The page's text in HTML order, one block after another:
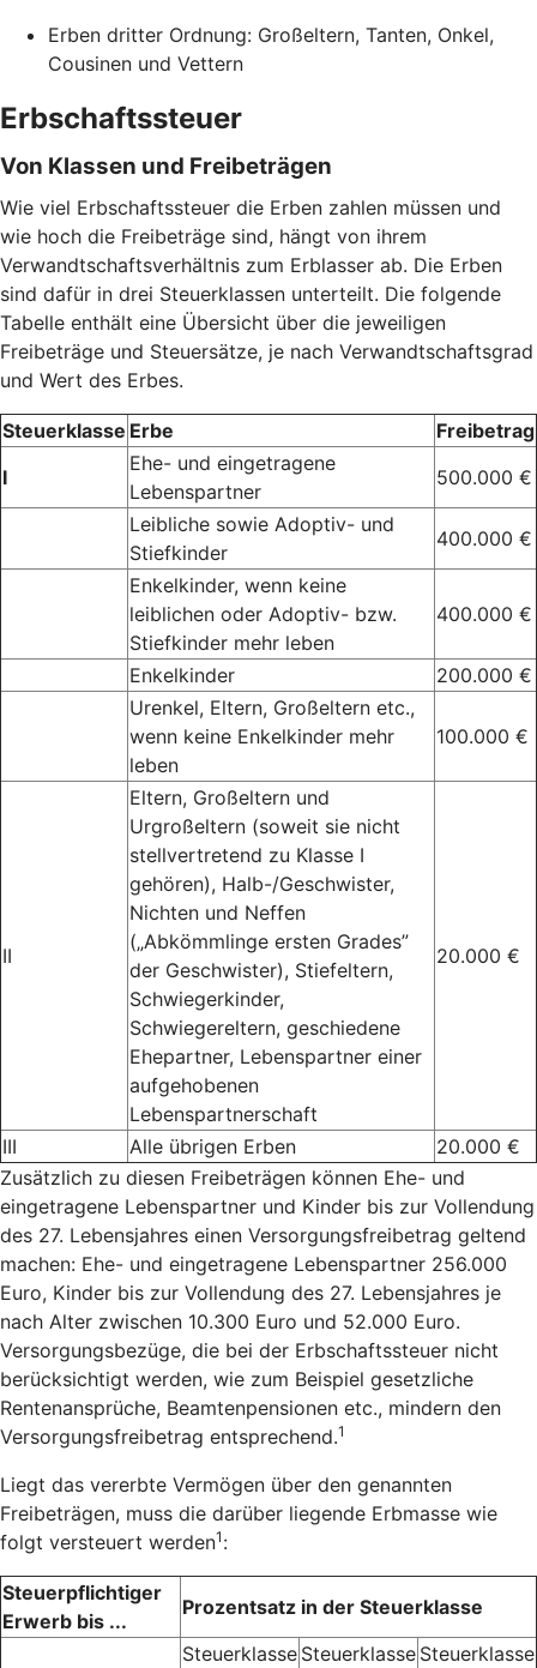
Erben dritter Ordnung: Großeltern, Tanten, Onkel,
Cousinen und Vettern
Erbschaftssteuer
Von Klassen und Freibeträgen
Wie viel Erbschaftssteuer die Erben zahlen müssen und
wie hoch die Freibeträge sind, hängt von ihrem
Verwandtschaftsverhältnis zum Erblasser ab. Die Erben
sind dafür in drei Steuerklassen unterteilt. Die folgende
Tabelle enthält eine Übersicht über die jeweiligen
Freibeträge und Steuersätze, je nach Verwandtschaftsgrad
und Wert des Erbes.
Steuerklasse Erbe
Freibetrag
I
Ehe- und eingetragene
Lebenspartner
500.000 €
Leibliche sowie Adoptiv- und
Stiefkinder
400.000 €
Enkelkinder, wenn keine
leiblichen oder Adoptiv- bzw.
Stiefkinder mehr leben
400.000 €
Enkelkinder
200.000 €
Urenkel, Eltern, Großeltern etc.,
wenn keine Enkelkinder mehr
leben
100.000 €
II
Eltern, Großeltern und
Urgroßeltern (soweit sie nicht
stellvertretend zu Klasse I
gehören), Halb-/Geschwister,
Nichten und Neffen
(„Abkömmlinge ersten Grades”
der Geschwister), Stiefeltern,
Schwiegerkinder,
Schwiegereltern, geschiedene
Ehepartner, Lebenspartner einer
aufgehobenen
Lebenspartnerschaft
20.000 €
III Alle übrigen Erben
20.000 €
Zusätzlich zu diesen Freibeträgen können Ehe- und
eingetragene Lebenspartner und Kinder bis zur Vollendung
des 27. Lebensjahres einen Versorgungsfreibetrag geltend
machen: Ehe- und eingetragene Lebenspartner 256.000
Euro, Kinder bis zur Vollendung des 27. Lebensjahres je
nach Alter zwischen 10.300 Euro und 52.000 Euro.
Versorgungsbezüge, die bei der Erbschaftssteuer nicht
berücksichtigt werden, wie zum Beispiel gesetzliche
Rentenansprüche, Beamtenpensionen etc., mindern den
Versorgungsfreibetrag entsprechend.1
Liegt das vererbte Vermögen über den genannten
Freibeträgen, muss die darüber liegende Erbmasse wie
folgt versteuert werden1 :
Steuerpflichtiger
Erwerb bis ...
Prozentsatz in der Steuerklasse
Steuerklasse Steuerklasse Steuerklasse